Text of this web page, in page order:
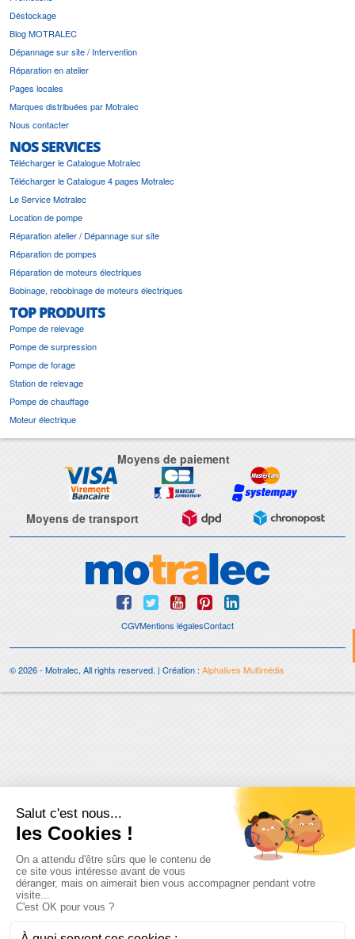
Déstockage
Blog MOTRALEC
Dépannage sur site / Intervention
Réparation en atelier
Pages locales
Marques distribuées par Motralec
Nous contacter
NOS SERVICES
Télécharger le Catalogue Motralec
Télécharger le Catalogue 4 pages Motralec
Le Service Motralec
Location de pompe
Réparation atelier / Dépannage sur site
Réparation de pompes
Réparation de moteurs électriques
Bobinage, rebobinage de moteurs électriques
TOP PRODUITS
Pompe de relevage
Pompe de surpression
Pompe de forage
Station de relevage
Pompe de chauffage
Moteur électrique
Moyens de paiement
Moyens de transport
CGVMentions légalesContact
© 2026 - Motralec, All rights reserved. | Création :Alphalives Multimédia